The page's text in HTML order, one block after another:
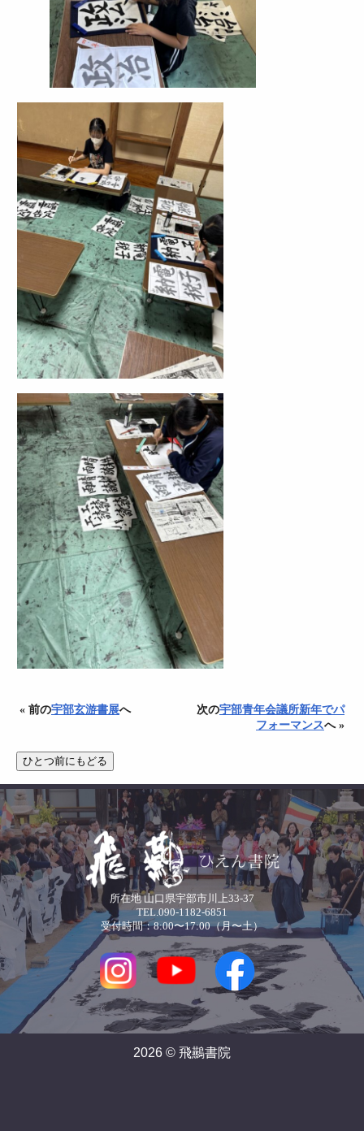
« 前の宇部玄游書展へ 次の宇部青年会議所新年でパ
フォーマンスへ »
所在地 山口県宇部市川上33-37
TEL.090-1182-6851
受付時間：8:00〜17:00（月〜土）
2026 © 飛䴏書院